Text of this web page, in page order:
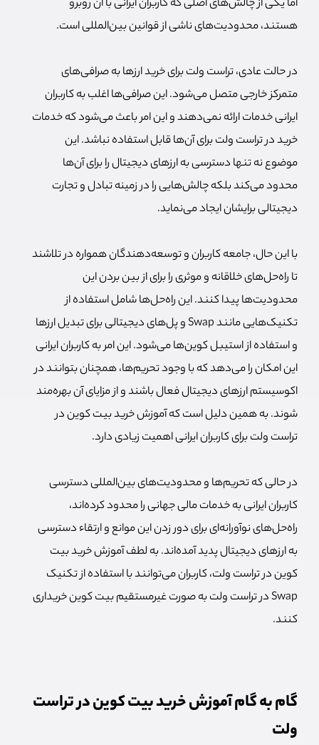
اما یکی از چالش‌های اصلی که کاربران ایرانی با آن روبرو
هستند، محدودیت‌های ناشی از قوانین بین‌المللی است.
در حالت عادی، تراست ولت برای خرید ارزها به صرافی‌های
متمرکز خارجی متصل می‌شود. این صرافی‌ها اغلب به کاربران
ایرانی خدمات ارائه نمی‌دهند و این امر باعث می‌شود که خدمات
خرید در تراست ولت برای آن‌ها قابل استفاده نباشد. این
موضوع نه تنها دسترسی به ارزهای دیجیتال را برای آن‌ها
محدود می‌کند بلکه چالش‌هایی را در زمینه تبادل و تجارت
دیجیتالی برایشان ایجاد می‌نماید.
با این حال، جامعه کاربران و توسعه‌دهندگان همواره در تلاشند
تا راه‌حل‌های خلاقانه و موثری را برای از بین بردن این
محدودیت‌ها پیدا کنند. این راه‌حل‌ها شامل استفاده از
تکنیک‌هایی مانند Swap و پل‌های دیجیتالی برای تبدیل ارزها
و استفاده از استیبل کوین‌ها می‌شود. این امر به کاربران ایرانی
این امکان را می‌دهد که با وجود تحریم‌ها، همچنان بتوانند در
اکوسیستم ارزهای دیجیتال فعال باشند و از مزایای آن بهره‌مند
شوند. به همین دلیل است که آموزش خرید بیت کوین در
تراست ولت برای کاربران ایرانی اهمیت زیادی دارد.
در حالی که تحریم‌ها و محدودیت‌های بین‌المللی دسترسی
کاربران ایرانی به خدمات مالی جهانی را محدود کرده‌اند،
راه‌حل‌های نوآورانه‌ای برای دور زدن این موانع و ارتقاء دسترسی
به ارزهای دیجیتال پدید آمده‌اند. به لطف آموزش خرید بیت
کوین در تراست ولت، کاربران می‌توانند با استفاده از تکنیک
Swap در تراست ولت به صورت غیرمستقیم بیت کوین خریداری
کنند.
گام به گام آموزش خرید بیت کوین در تراست
ولت